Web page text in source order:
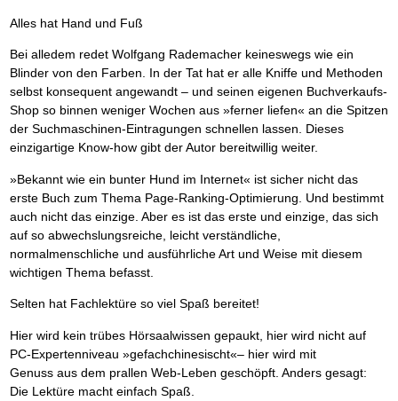
Alles hat Hand und Fuß
Bei alledem redet Wolfgang Rademacher keineswegs wie ein
Blinder von den Farben. In der Tat hat er alle Kniffe und Methoden
selbst konsequent angewandt – und seinen eigenen Buchverkaufs-
Shop so binnen weniger Wochen aus »ferner liefen« an die Spitzen
der Suchmaschinen-Eintragungen schnellen lassen. Dieses
einzigartige Know-how gibt der Autor bereitwillig weiter.
»Bekannt wie ein bunter Hund im Internet« ist sicher nicht das
erste Buch zum Thema Page-Ranking-Optimierung. Und bestimmt
auch nicht das einzige. Aber es ist das erste und einzige, das sich
auf so abwechslungsreiche, leicht verständliche,
normalmenschliche und ausführliche Art und Weise mit diesem
wichtigen Thema befasst.
Selten hat Fachlektüre so viel Spaß bereitet!
Hier wird kein trübes Hörsaalwissen gepaukt, hier wird nicht auf
PC-Expertenniveau »gefachchinesischt«– hier wird mit
Genuss aus dem prallen Web-Leben geschöpft. Anders gesagt:
Die Lektüre macht einfach Spaß.